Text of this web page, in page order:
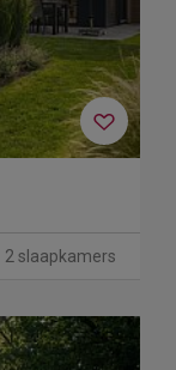
2 slaapkamers
Next